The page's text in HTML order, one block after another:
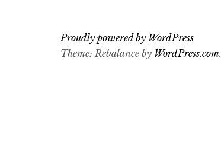
Proudly powered by WordPress
Theme: Rebalance by WordPress.com.